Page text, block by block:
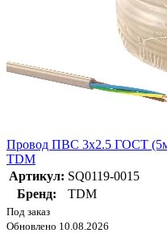
Провод ПВС 3х2.5 ГОСТ
TDM
Артикул: SQ0119-0015
Бренд:
TDM
Под заказ
Обновлено 10.08.2026